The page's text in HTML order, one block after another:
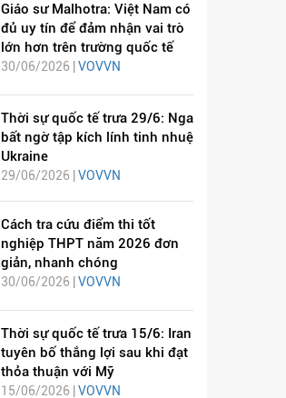
Giáo sư Malhotra: Việt Nam có
đủ uy tín để đảm nhận vai trò
lớn hơn trên trường quốc tế
30/06/2026 | VOVVN
Thời sự quốc tế trưa 29/6: Nga
bất ngờ tập kích lính tinh nhuệ
Ukraine
29/06/2026 | VOVVN
Cách tra cứu điểm thi tốt
nghiệp THPT năm 2026 đơn
giản, nhanh chóng
30/06/2026 | VOVVN
Thời sự quốc tế trưa 15/6: Iran
tuyên bố thắng lợi sau khi đạt
thỏa thuận với Mỹ
15/06/2026 |VOVVN